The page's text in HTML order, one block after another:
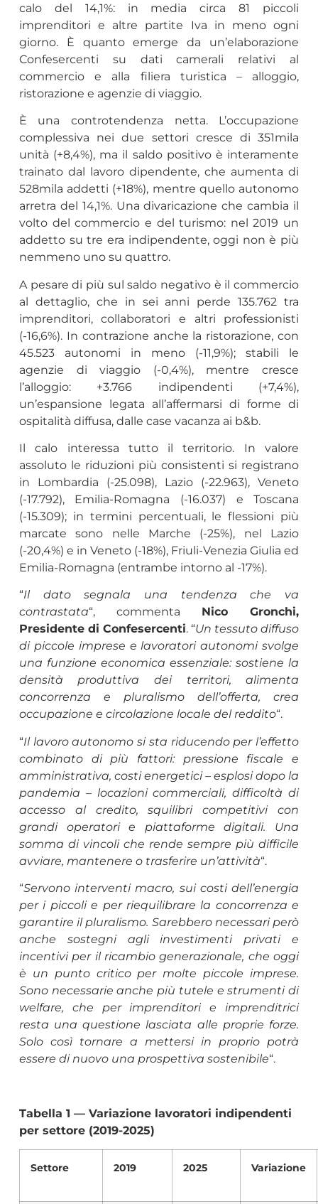
calo del 14,1%: in media circa 81 piccoli
imprenditori e altre partite Iva in meno ogni
giorno. È quanto emerge da un’elaborazione
Confesercenti su dati camerali relativi al
commercio e alla filiera turistica – alloggio,
ristorazione e agenzie di viaggio.
È una controtendenza netta. L’occupazione
complessiva nei due settori cresce di 351mila
unità (+8,4%), ma il saldo positivo è interamente
trainato dal lavoro dipendente, che aumenta di
528mila addetti (+18%), mentre quello autonomo
arretra del 14,1%. Una divaricazione che cambia il
volto del commercio e del turismo: nel 2019 un
addetto su tre era indipendente, oggi non è più
nemmeno uno su quattro.
A pesare di più sul saldo negativo è il commercio
al dettaglio, che in sei anni perde 135.762 tra
imprenditori, collaboratori e altri professionisti
(-16,6%). In contrazione anche la ristorazione, con
45.523 autonomi in meno (-11,9%); stabili le
agenzie di viaggio (-0,4%), mentre cresce
l’alloggio: +3.766 indipendenti (+7,4%),
un’espansione legata all’affermarsi di forme di
ospitalità diffusa, dalle case vacanza ai b&b.
Il calo interessa tutto il territorio. In valore
assoluto le riduzioni più consistenti si registrano
in Lombardia (-25.098), Lazio (-22.963), Veneto
(-17.792), Emilia-Romagna (-16.037) e Toscana
(-15.309); in termini percentuali, le flessioni più
marcate sono nelle Marche (-25%), nel Lazio
(-20,4%) e in Veneto (-18%), Friuli-Venezia Giulia ed
Emilia-Romagna (entrambe intorno al -17%).
“Il dato segnala una tendenza che va
contrastata“, commenta Nico Gronchi,
Presidente di Confesercenti. “Un tessuto diffuso
di piccole imprese e lavoratori autonomi svolge
una funzione economica essenziale: sostiene la
densità produttiva dei territori, alimenta
concorrenza e pluralismo dell’offerta, crea
occupazione e circolazione locale del reddito“.
“Il lavoro autonomo si sta riducendo per l’effetto
combinato di più fattori: pressione fiscale e
amministrativa, costi energetici – esplosi dopo la
pandemia – locazioni commerciali, difficoltà di
accesso al credito, squilibri competitivi con
grandi operatori e piattaforme digitali. Una
somma di vincoli che rende sempre più difficile
avviare, mantenere o trasferire un’attività“.
“Servono interventi macro, sui costi dell’energia
per i piccoli e per riequilibrare la concorrenza e
garantire il pluralismo. Sarebbero necessari però
anche sostegni agli investimenti privati e
incentivi per il ricambio generazionale, che oggi
è un punto critico per molte piccole imprese.
Sono necessarie anche più tutele e strumenti di
welfare, che per imprenditori e imprenditrici
resta una questione lasciata alle proprie forze.
Solo così tornare a mettersi in proprio potrà
essere di nuovo una prospettiva sostenibile“.
Tabella 1 — Variazione lavoratori indipendenti
per settore (2019-2025)
Settore 2019 2025 Variazione